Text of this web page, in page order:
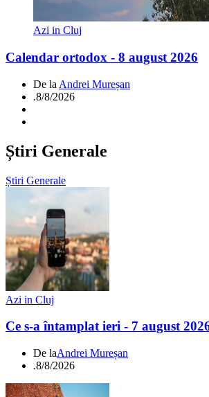
Azi in Cluj
Calendar ortodox - 8 august 2026
De la Andrei Mureșan
.8/8/2026
Știri Generale
Știri Generale
Azi in Cluj
Ce s-a întamplat ieri - 7 august
De laAndrei Mureșan
.8/8/2026